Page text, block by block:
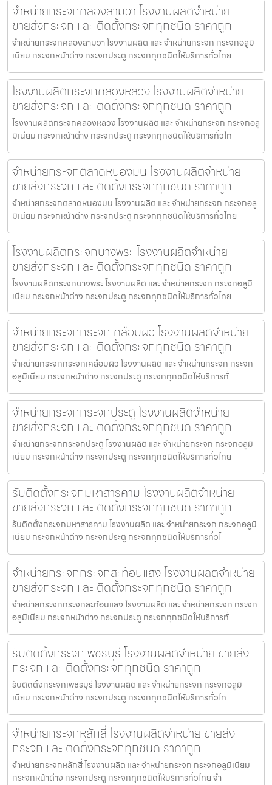
จำหน่ายกระจกคลองสามวา โรงงานผลิตจำหน่าย
ขายส่งกระจก และ ติดตั้งกระจกทุกชนิด ราคาถูก
จำหน่ายกระจกคลองสามวา โรงงานผลิต และ จำหน่ายกระจก กระจกอลูมิ
เนียม กระจกหน้าต่าง กระจกประตู กระจกทุกชนิดให้บริการทั่วไทย
โรงงานผลิตกระจกคลองหลวง โรงงานผลิตจำหน่าย
ขายส่งกระจก และ ติดตั้งกระจกทุกชนิด ราคาถูก
โรงงานผลิตกระจกคลองหลวง โรงงานผลิต และ จำหน่ายกระจก กระจกอลู
มิเนียม กระจกหน้าต่าง กระจกประตู กระจกทุกชนิดให้บริการทั่วไท
จำหน่ายกระจกตลาดหนองมน โรงงานผลิตจำหน่าย
ขายส่งกระจก และ ติดตั้งกระจกทุกชนิด ราคาถูก
จำหน่ายกระจกตลาดหนองมน โรงงานผลิต และ จำหน่ายกระจก กระจกอลู
มิเนียม กระจกหน้าต่าง กระจกประตู กระจกทุกชนิดให้บริการทั่วไทย
โรงงานผลิตกระจกบางพระ โรงงานผลิตจำหน่าย
ขายส่งกระจก และ ติดตั้งกระจกทุกชนิด ราคาถูก
โรงงานผลิตกระจกบางพระ โรงงานผลิต และ จำหน่ายกระจก กระจกอลูมิ
เนียม กระจกหน้าต่าง กระจกประตู กระจกทุกชนิดให้บริการทั่วไทย
จำหน่ายกระจกกระจกเคลือบผิว โรงงานผลิตจำหน่าย
ขายส่งกระจก และ ติดตั้งกระจกทุกชนิด ราคาถูก
จำหน่ายกระจกกระจกเคลือบผิว โรงงานผลิต และ จำหน่ายกระจก กระจก
อลูมิเนียม กระจกหน้าต่าง กระจกประตู กระจกทุกชนิดให้บริการทั่
จำหน่ายกระจกกระจกประตู โรงงานผลิตจำหน่าย
ขายส่งกระจก และ ติดตั้งกระจกทุกชนิด ราคาถูก
จำหน่ายกระจกกระจกประตู โรงงานผลิต และ จำหน่ายกระจก กระจกอลูมิ
เนียม กระจกหน้าต่าง กระจกประตู กระจกทุกชนิดให้บริการทั่วไทย
รับติดตั้งกระจกมหาสารคาม โรงงานผลิตจำหน่าย
ขายส่งกระจก และ ติดตั้งกระจกทุกชนิด ราคาถูก
รับติดตั้งกระจกมหาสารคาม โรงงานผลิต และ จำหน่ายกระจก กระจกอลูมิ
เนียม กระจกหน้าต่าง กระจกประตู กระจกทุกชนิดให้บริการทั่วไ
จำหน่ายกระจกกระจกสะท้อนแสง โรงงานผลิตจำหน่าย
ขายส่งกระจก และ ติดตั้งกระจกทุกชนิด ราคาถูก
จำหน่ายกระจกกระจกสะท้อนแสง โรงงานผลิต และ จำหน่ายกระจก กระจก
อลูมิเนียม กระจกหน้าต่าง กระจกประตู กระจกทุกชนิดให้บริการทั่
รับติดตั้งกระจกเพชรบุรี โรงงานผลิตจำหน่าย ขายส่ง
กระจก และ ติดตั้งกระจกทุกชนิด ราคาถูก
รับติดตั้งกระจกเพชรบุรี โรงงานผลิต และ จำหน่ายกระจก กระจกอลูมิ
เนียม กระจกหน้าต่าง กระจกประตู กระจกทุกชนิดให้บริการทั่วไท
จำหน่ายกระจกหลักสี่ โรงงานผลิตจำหน่าย ขายส่ง
กระจก และ ติดตั้งกระจกทุกชนิด ราคาถูก
จำหน่ายกระจกหลักสี่ โรงงานผลิต และ จำหน่ายกระจก กระจกอลูมิเนียม
กระจกหน้าต่าง กระจกประตู กระจกทุกชนิดให้บริการทั่วไทย จำ